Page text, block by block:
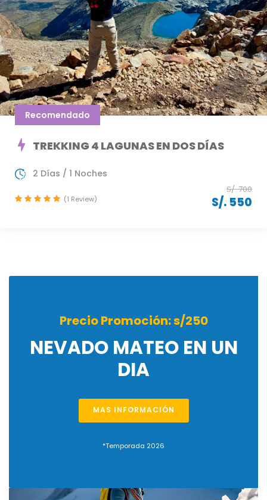
Recomendado
TREKKING 4 LAGUNAS EN DOS DÍAS
S/. 700
S/. 550
2 Días / 1 Noches
(1 Review)
Precio Promoción: s/250
NEVADO MATEO EN UN
DIA
MAS INFORMACIÓN
*Temporada 2026